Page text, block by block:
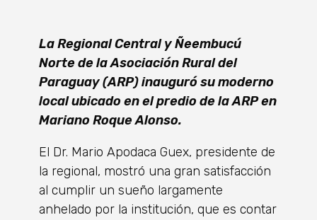
La Regional Central y Ñeembucú
Norte de la Asociación Rural del
Paraguay (ARP) inauguró su moderno
local ubicado en el predio de la ARP en
Mariano Roque Alonso.
El Dr. Mario Apodaca Guex, presidente de
la regional, mostró una gran satisfacción
al cumplir un sueño largamente
anhelado por la institución, que es contar